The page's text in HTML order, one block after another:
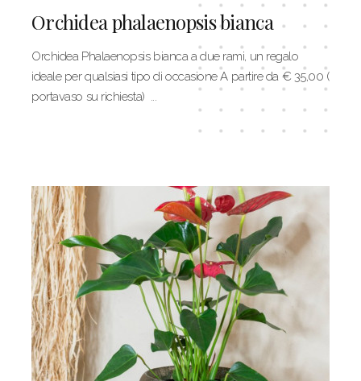
Orchidea phalaenopsis bianca
Orchidea Phalaenopsis bianca a due rami, un regalo
ideale per qualsiasi tipo di occasione A partire da € 35,00 (
portavaso su richiesta) ...